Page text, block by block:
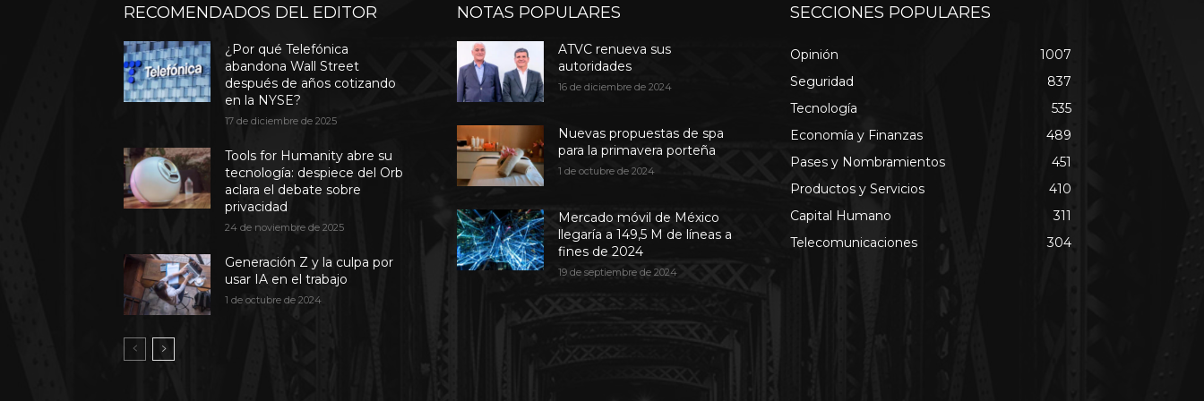
RECOMENDADOS DEL EDITOR
¿Por qué Telefónica
abandona Wall Street
después de años cotizando
en la NYSE?
17 de diciembre de 2025
Tools for Humanity abre su
tecnología: despiece del Orb
aclara el debate sobre
privacidad
24 de noviembre de 2025
Generación Z y la culpa por
usar IA en el trabajo
1 de octubre de 2024
NOTAS POPULARES
ATVC renueva sus
autoridades
16 de diciembre de 2024
Nuevas propuestas de spa
para la primavera porteña
1 de octubre de 2024
Mercado móvil de México
llegaría a 149,5 M de líneas a
fines de 2024
19 de septiembre de 2024
SECCIONES POPULARES
Opinión
1007
Seguridad
837
Tecnología
535
Economía y Finanzas
489
Pases y Nombramientos
451
Productos y Servicios
410
Capital Humano
311
Telecomunicaciones
304